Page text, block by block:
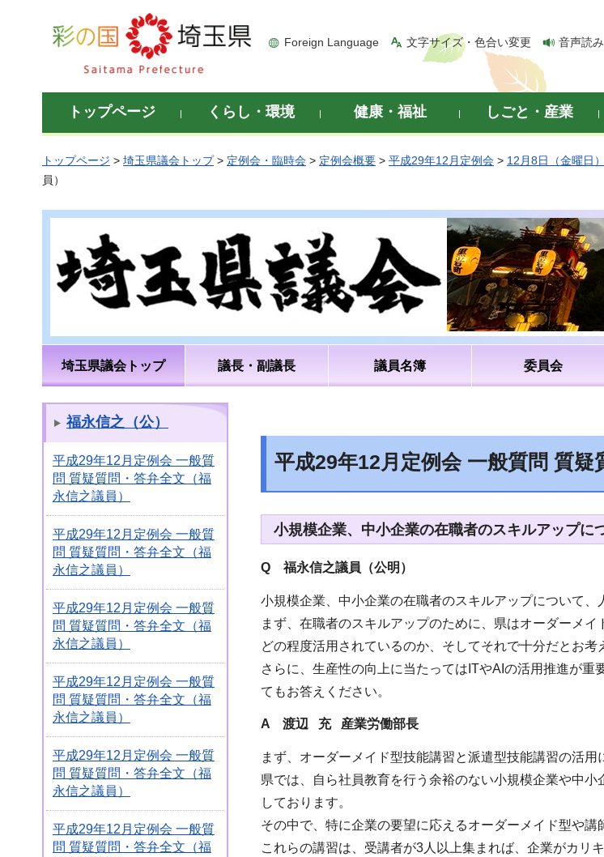
彩の国 埼玉県
Foreign Language 文字サイズ・色合い変更 音声読
トップページ くらし・環境 健康・福祉 しごと・産業
トップページ > 埼玉県議会トップ> 定例会・臨時会 > 定例会概要 > 平成29年12月定例会 > 12月8日（金曜日）
員）
埼玉県議会トップ 議長・副議長 議員名簿 委員会
福永信之（公）
平成29年12月定例会 一般質
問 質疑質問・答弁全文（福
永信之議員）
平成29年12月定例会 一般質
問 質疑質問・答弁全文（福
永信之議員）
平成29年12月定例会 一般質
問 質疑質問・答弁全文（福
永信之議員）
平成29年12月定例会 一般質
問 質疑質問・答弁全文（福
永信之議員）
平成29年12月定例会 一般質
問 質疑質問・答弁全文（福
永信之議員）
平成29年12月定例会 一般質
問 質疑質問・答弁全文（福
平成29年12月定例会 一般質問 質疑
小規模企業、中小企業の在職者のスキルアップに
Q 福永信之議員（公明 ）
小規模企業、中小企業の在職者のスキルアップについて、
まず、在職者のスキルアップのために、県はオーダーメ
どの程度活用されているのか、そしてそれで十分だとお考
さらに、生産性の向上に当たってはITやAIの活用推進が
てもお答えください。
A 渡辺 充 産業労働部長
まず、オーダーメイド型技能講習と派遣型技能講習の活用
県では、自ら社員教育を行う余裕のない小規模企業や中
しております。
その中で、特に企業の要望に応えるオーダーメイド型や
これらの講習は、受講者が3人以上集まれば、企業がカリ